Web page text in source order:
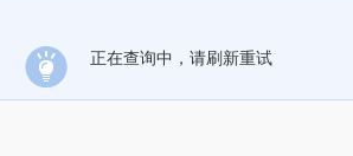
正在查询中，请刷新重试